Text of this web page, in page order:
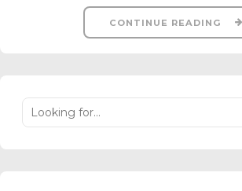
CONTINUE READING